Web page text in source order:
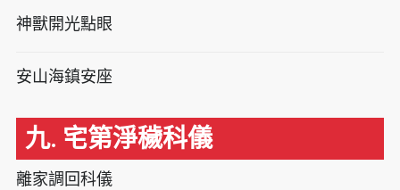
神獸開光點眼
安山海鎮安座
九. 宅第淨穢科儀
離家調回科儀